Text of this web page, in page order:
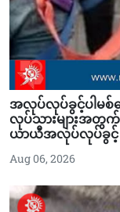
အလုပ်လုပ်ခွင့်ပါမစ်စ
လုပ်သားများအတွက်
ယာယီအလုပ်လုပ်ခွ
Aug 06, 2026